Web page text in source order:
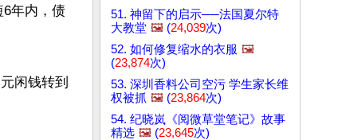
6年内，债
闲钱转到
51. 神留下的启示──法国夏尔特
大教堂 🖼️ (24,039次)
52. 如何修复缩水的衣服 🖼️
(23,874次)
53. 深圳香料公司空污 学生家长维
权被抓 🖼️ (23,864次)
54. 纪晓岚《阅微草堂笔记》故事
精选 🖼️ (23,645次)